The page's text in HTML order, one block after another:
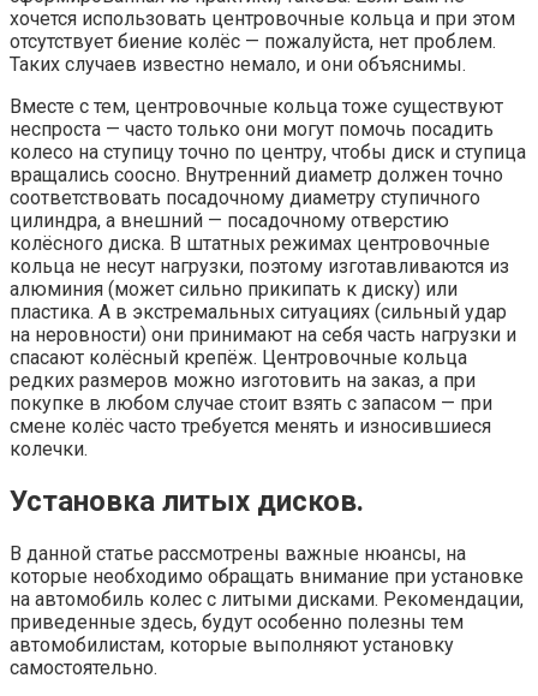
хочется использовать центровочные кольца и при этом
отсутствует биение колёс — пожалуйста, нет проблем.
Таких случаев известно немало, и они объяснимы.
Вместе с тем, центровочные кольца тоже существуют
неспроста — часто только они могут помочь посадить
колесо на ступицу точно по центру, чтобы диск и ступица
вращались соосно. Внутренний диаметр должен точно
соответствовать посадочному диаметру ступичного
цилиндра, а внешний — посадочному отверстию
колёсного диска. В штатных режимах центровочные
кольца не несут нагрузки, поэтому изготавливаются из
алюминия (может сильно прикипать к диску) или
пластика. А в экстремальных ситуациях (сильный удар
на неровности) они принимают на себя часть нагрузки и
спасают колёсный крепёж. Центровочные кольца
редких размеров можно изготовить на заказ, а при
покупке в любом случае стоит взять с запасом — при
смене колёс часто требуется менять и износившиеся
колечки.
Установка литых дисков.
В данной статье рассмотрены важные нюансы, на
которые необходимо обращать внимание при установке
на автомобиль колес с литыми дисками. Рекомендации,
приведенные здесь, будут особенно полезны тем
автомобилистам, которые выполняют установку
самостоятельно.